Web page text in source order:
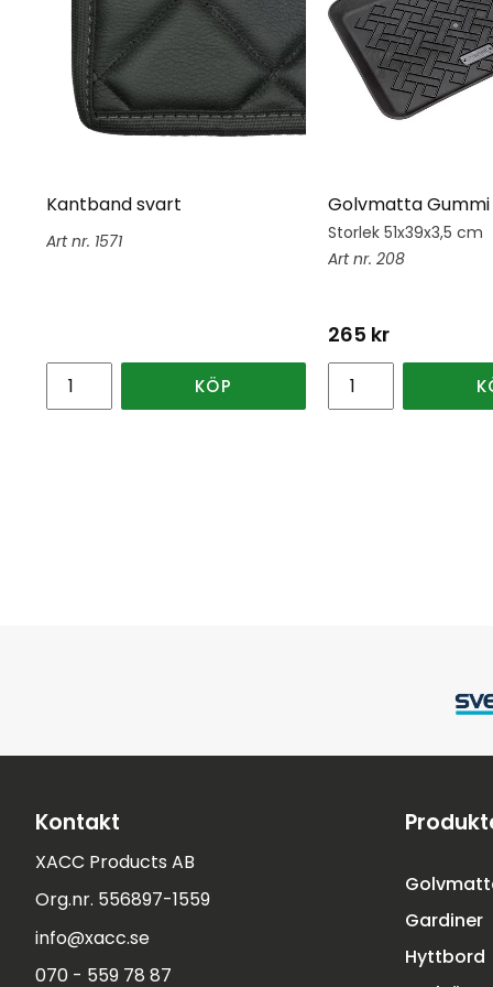
Kantband svart
1571
KÖP
Golvmatta Gummi
Storlek 51x39x3,5 cm
208
265 kr
Kontakt
XACC Products AB
Org.nr. 556897-1559
info@xacc.se
070 - 559 78 87
Gardiner
Hyttbord